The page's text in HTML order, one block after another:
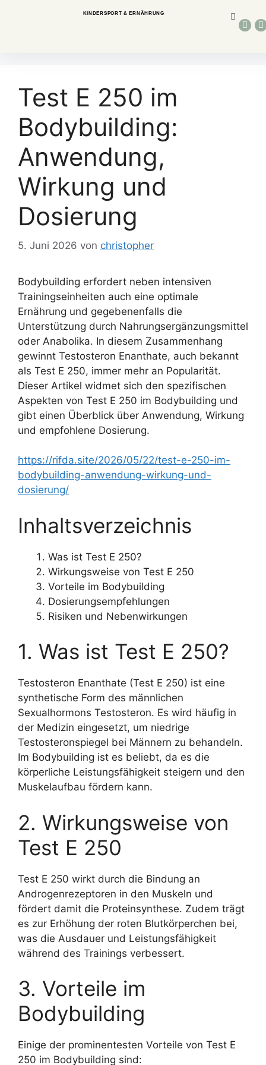
KINDERSPORT & ERNÄHRUNG
Test E 250 im
Bodybuilding:
Anwendung,
Wirkung und
Dosierung
5. Juni 2026 von christopher
Bodybuilding erfordert neben intensiven
Trainingseinheiten auch eine optimale
Ernährung und gegebenenfalls die
Unterstützung durch Nahrungsergänzungsmittel
oder Anabolika. In diesem Zusammenhang
gewinnt Testosteron Enanthate, auch bekannt
als Test E 250, immer mehr an Popularität.
Dieser Artikel widmet sich den spezifischen
Aspekten von Test E 250 im Bodybuilding und
gibt einen Überblick über Anwendung, Wirkung
und empfohlene Dosierung.
https://rifda.site/2026/05/22/test-e-250-im-
bodybuilding-anwendung-wirkung-und-
dosierung/
Inhaltsverzeichnis
Was ist Test E 250?
Wirkungsweise von Test E 250
Vorteile im Bodybuilding
Dosierungsempfehlungen
Risiken und Nebenwirkungen
1. Was ist Test E 250?
Testosteron Enanthate (Test E 250) ist eine
synthetische Form des männlichen
Sexualhormons Testosteron. Es wird häufig in
der Medizin eingesetzt, um niedrige
Testosteronspiegel bei Männern zu behandeln.
Im Bodybuilding ist es beliebt, da es die
körperliche Leistungsfähigkeit steigern und den
Muskelaufbau fördern kann.
2. Wirkungsweise von
Test E 250
Test E 250 wirkt durch die Bindung an
Androgenrezeptoren in den Muskeln und
fördert damit die Proteinsynthese. Zudem trägt
es zur Erhöhung der roten Blutkörperchen bei,
was die Ausdauer und Leistungsfähigkeit
während des Trainings verbessert.
3. Vorteile im
Bodybuilding
Einige der prominentesten Vorteile von Test E
250 im Bodybuilding sind: